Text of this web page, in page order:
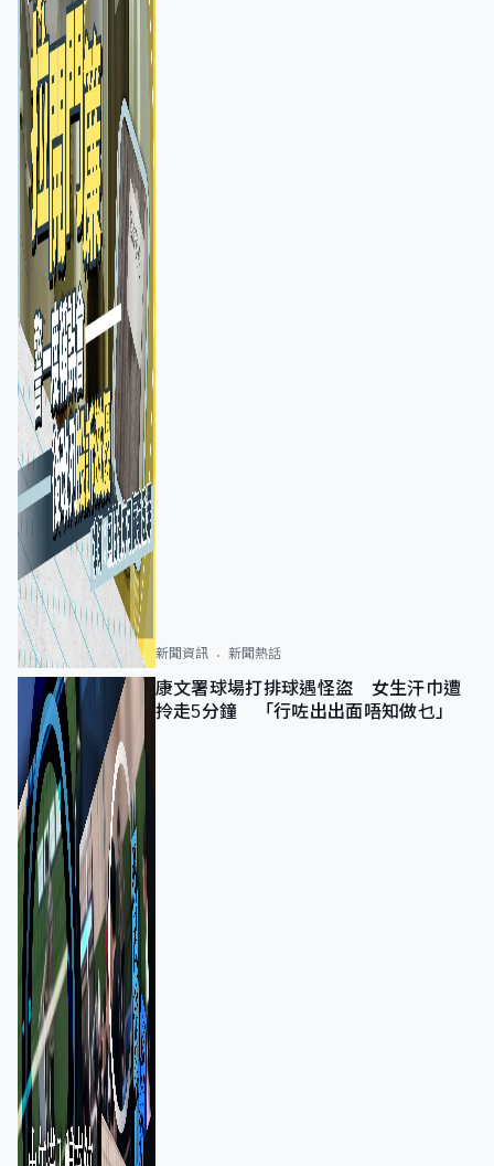
新聞資訊 新聞熱話
康文署球場打排球遇怪盜 女生汗巾遭
拎走5分鐘 「行咗出出面唔知做乜」